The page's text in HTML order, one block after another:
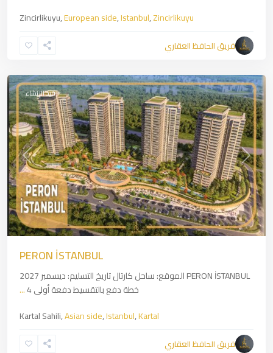
Zincirlikuyu,European side,Istanbul,Zincirlikuyu
فريق الحافظ العقاري
Asian
side,
Next
قيد الإنشاء
PERON İSTANBUL
PERON İSTANBUL الموقع: ساحل كارتال تاريخ التسليم: ديسمبر 2027
خطة دفع بالتقسيط دفعة أولى 4
...
Kartal Sahili,Asian side,Istanbul,Kartal
فريق الحافظ العقاري